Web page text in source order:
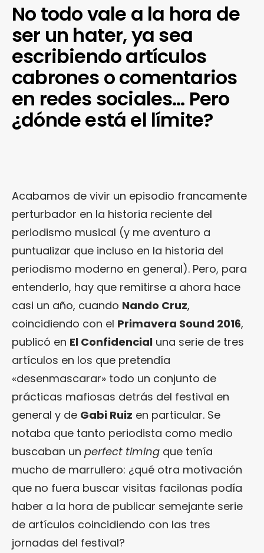
No todo vale a la hora de
ser un hater, ya sea
escribiendo artículos
cabrones o comentarios
en redes sociales… Pero
¿dónde está el límite?
Acabamos de vivir un episodio francamente
perturbador en la historia reciente del
periodismo musical (y me aventuro a
puntualizar que incluso en la historia del
periodismo moderno en general). Pero, para
entenderlo, hay que remitirse a ahora hace
casi un año, cuando Nando Cruz,
coincidiendo con el Primavera Sound 2016,
publicó en El Confidencial una serie de tres
artículos en los que pretendía
«desenmascarar» todo un conjunto de
prácticas mafiosas detrás del festival en
general y de Gabi Ruiz en particular. Se
notaba que tanto periodista como medio
buscaban un perfect timing que tenía
mucho de marrullero: ¿qué otra motivación
que no fuera buscar visitas facilonas podía
haber a la hora de publicar semejante serie
de artículos coincidiendo con las tres
jornadas del festival?